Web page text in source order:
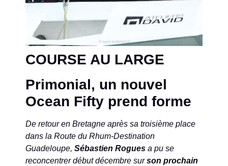
COURSE AU LARGE
Primonial, un nouvel
Ocean Fifty prend forme
De retour en Bretagne après sa troisième place
dans la Route du Rhum-Destination
Guadeloupe, Sébastien Rogues a pu se
reconcentrer début décembre surson prochain